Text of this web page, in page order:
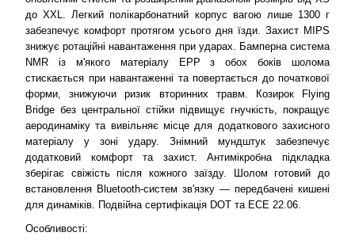
до XXL. Легкий полікарбонатний корпус вагою лише 1300 г
забезпечує комфорт протягом усього дня їзди. Захист MIPS
знижує ротаційні навантаження при ударах. Бамперна система
NMR із м'якого матеріалу EPP з обох боків шолома
стискається при навантаженні та повертається до початкової
форми, знижуючи ризик вторинних травм. Козирок Flying
Bridge без центральної стійки підвищує гнучкість, покращує
аеродинаміку та вивільняє місце для додаткового захисного
матеріалу у зоні удару. Знімний мундштук забезпечує
додатковий комфорт та захист. Антимікробна підкладка
зберігає свіжість після кожного заїзду. Шолом готовий до
встановлення Bluetooth-систем зв'язку — передбачені кишені
для динаміків. Подвійна сертифікація DOT та ECE 22.06.
Особливості: